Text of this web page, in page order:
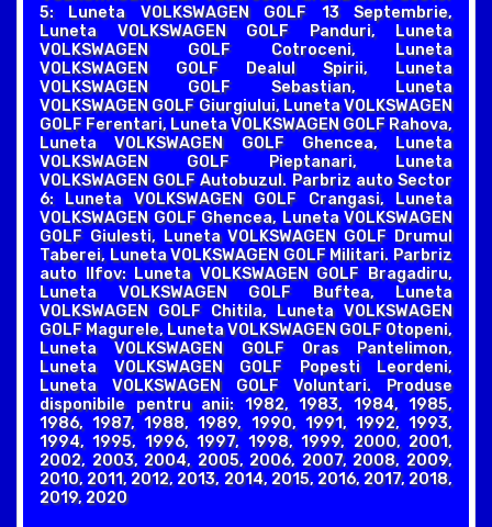
5: Luneta VOLKSWAGEN GOLF 13 Septembrie,
Luneta VOLKSWAGEN GOLF Panduri, Luneta
VOLKSWAGEN GOLF Cotroceni, Luneta
VOLKSWAGEN GOLF Dealul Spirii, Luneta
VOLKSWAGEN GOLF Sebastian, Luneta
VOLKSWAGEN GOLF Giurgiului, Luneta VOLKSWAGEN
GOLF Ferentari, Luneta VOLKSWAGEN GOLF Rahova,
Luneta VOLKSWAGEN GOLF Ghencea, Luneta
VOLKSWAGEN GOLF Pieptanari, Luneta
VOLKSWAGEN GOLF Autobuzul. Parbriz auto Sector
6: Luneta VOLKSWAGEN GOLF Crangasi, Luneta
VOLKSWAGEN GOLF Ghencea, Luneta VOLKSWAGEN
GOLF Giulesti, Luneta VOLKSWAGEN GOLF Drumul
Taberei, Luneta VOLKSWAGEN GOLF Militari. Parbriz
auto Ilfov: Luneta VOLKSWAGEN GOLF Bragadiru,
Luneta VOLKSWAGEN GOLF Buftea, Luneta
VOLKSWAGEN GOLF Chitila, Luneta VOLKSWAGEN
GOLF Magurele, Luneta VOLKSWAGEN GOLF Otopeni,
Luneta VOLKSWAGEN GOLF Oras Pantelimon,
Luneta VOLKSWAGEN GOLF Popesti Leordeni,
Luneta VOLKSWAGEN GOLF Voluntari. Produse
disponibile pentru anii: 1982, 1983, 1984, 1985,
1986, 1987, 1988, 1989, 1990, 1991, 1992, 1993,
1994, 1995, 1996, 1997, 1998, 1999, 2000, 2001,
2002, 2003, 2004, 2005, 2006, 2007, 2008, 2009,
2010, 2011, 2012, 2013, 2014, 2015, 2016, 2017, 2018,
2019, 2020